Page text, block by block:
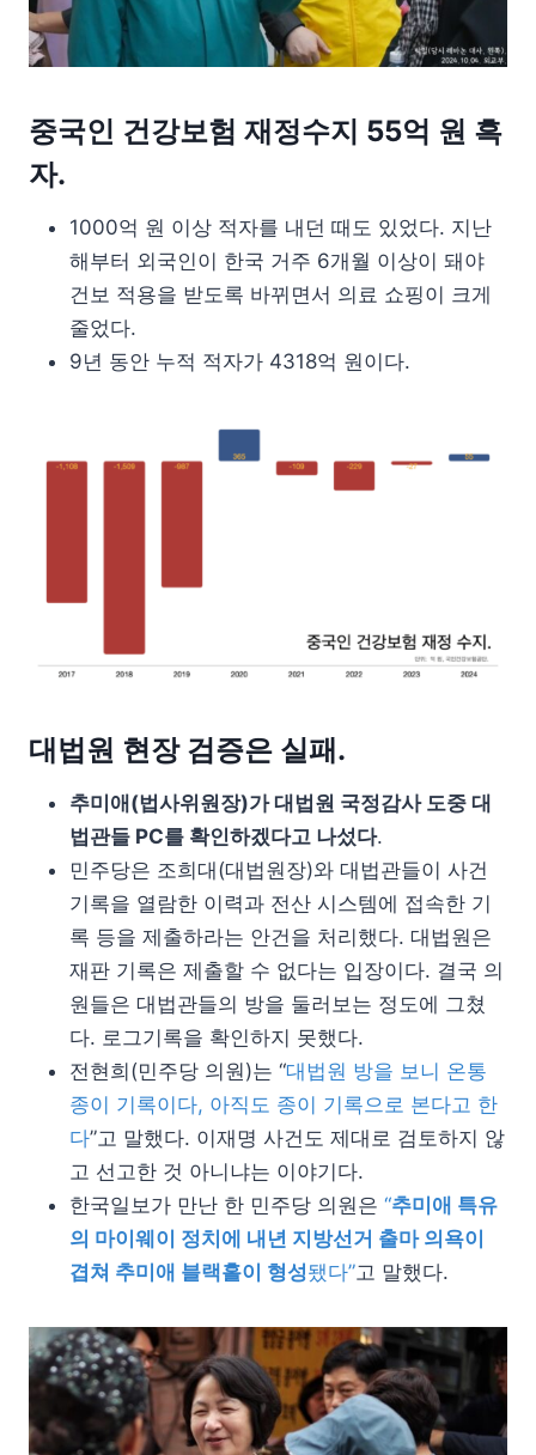
중국인 건강보험 재정수지 55억 원 흑
자.
1000억 원 이상 적자를 내던 때도 있었다. 지난
해부터 외국인이 한국 거주 6개월 이상이 돼야
건보 적용을 받도록 바뀌면서 의료 쇼핑이 크게
줄었다.
9년 동안 누적 적자가 4318억 원이다.
대법원 현장 검증은 실패.
추미애(법사위원장)가 대법원 국정감사 도중 대
법관들 PC를 확인하겠다고 나섰다.
민주당은 조희대(대법원장)와 대법관들이 사건
기록을 열람한 이력과 전산 시스템에 접속한 기
록 등을 제출하라는 안건을 처리했다. 대법원은
재판 기록은 제출할 수 없다는 입장이다. 결국 의
원들은 대법관들의 방을 둘러보는 정도에 그쳤
다. 로그기록을 확인하지 못했다.
전현희(민주당 의원)는 “대법원 방을 보니 온통
종이 기록이다, 아직도 종이 기록으로 본다고 한
다”고 말했다. 이재명 사건도 제대로 검토하지 않
고 선고한 것 아니냐는 이야기다.
한국일보가 만난 한 민주당 의원은 “추미애 특유
의 마이웨이 정치에 내년 지방선거 출마 의욕이
겹쳐 추미애 블랙홀이 형성됐다”고 말했다.